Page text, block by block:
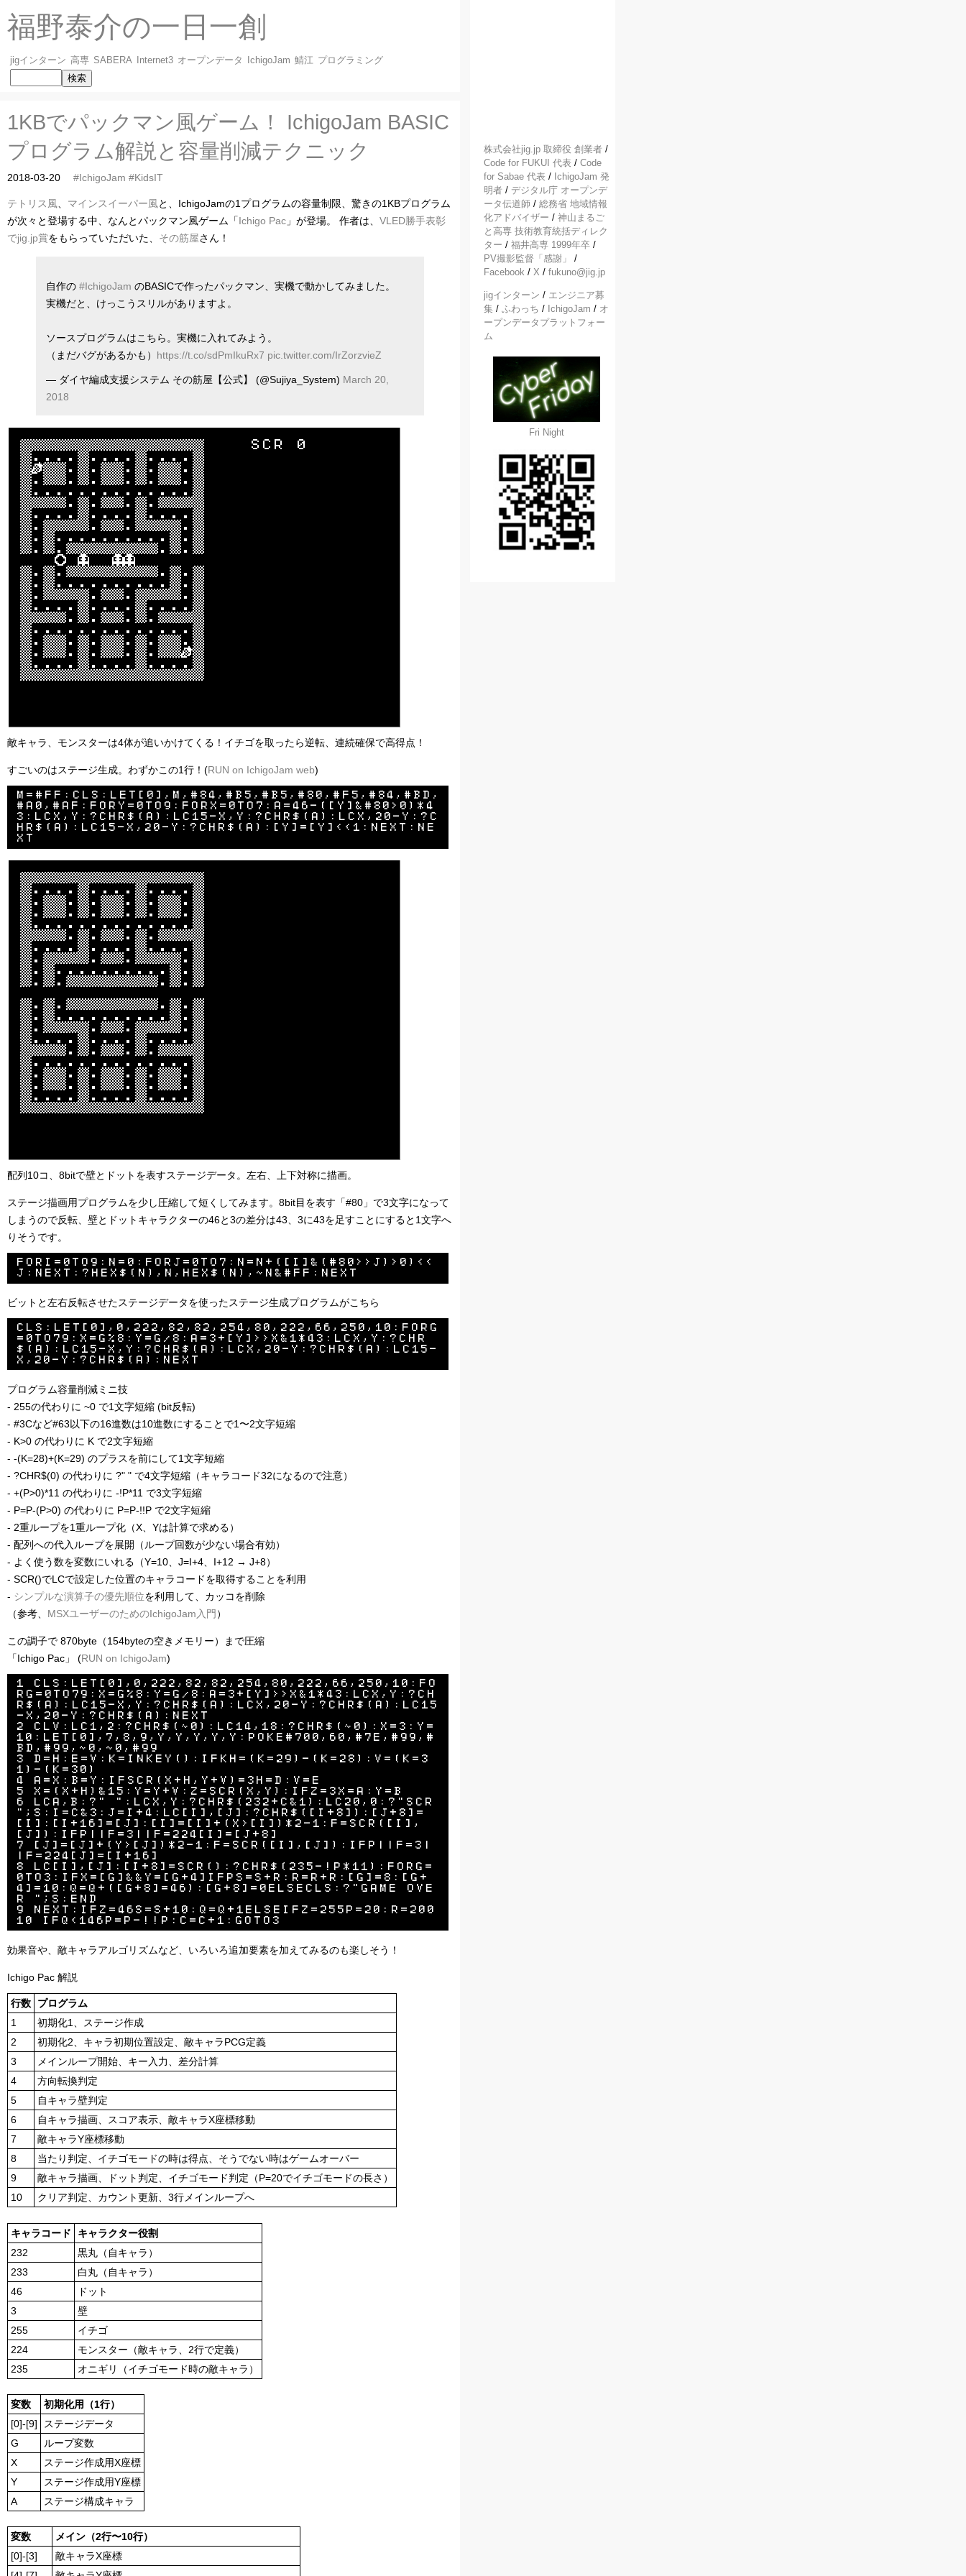
福野泰介の一日一創
jigインターン 高専 SABERA Internet3 オープンデータ IchigoJam 鯖江 プログラミング
1KBでパックマン風ゲーム！ IchigoJam BASIC
プログラム解説と容量削減テクニック
2018-03-20 #IchigoJam #KidsIT
テトリス風 マインスイーパー風と、IchigoJamの1プログラムの容量制限、驚きの1KBプログラム
が次々と登場する中、なんとパックマン風ゲーム「Ichigo Pac 」が登場。 作者は、 VLED勝手表彰
でjig.jp賞をもらっていただいた、 その筋屋さん！
自作の#IchigoJam のBASICで作ったパックマン、実機で動かしてみました。
実機だと、けっこうスリルがありますよ。
ソースプログラムはこちら。実機に入れてみよう。
（まだバグがあるかも） https://t.co/sdPmIkuRx7 pic.twitter.com/IrZorzvieZ
— ダイヤ編成支援システム その筋屋【公式】 (@Sujiya_System) March 20,
2018
敵キャラ、モンスターは4体が追いかけてくる！イチゴを取ったら逆転、連続確保で高得点！
すごいのはステージ生成。わずかこの1行！(RUN on IchigoJam web)
M=#FF:CLS:LET[0],M,#84,#B5,#B5,#80,#F5,#84,#BD,
#A0,#AF:FORY=0TO9:FORX=0TO7:A=46-([Y]&#80>0)*4
3:LCX,Y:?CHR$(A):LC15-X,Y:?CHR$(A):LCX,20-Y:?C
HR$(A):LC15-X,20-Y:?CHR$(A):[Y]=[Y]<<1:NEXT:NE
配列10コ、8bitで壁とドットを表すステージデータ。左右、上下対称に描画。
ステージ描画用プログラムを少し圧縮して短くしてみます。8bit目を表す「#80」で3文字になって
しまうので反転、壁とドットキャラクターの46と3の差分は43、3に43を足すことにすると1文字へ
りそうです。
FORI=0TO9:N=0:FORJ=0TO7:N=N+([I]&(#80>>J)>0)<<
ビットと左右反転させたステージデータを使ったステージ生成プログラムがこちら
CLS:LET[0],0,222,82,82,254,80,222,66,250,10:FORG
=0TO79:X=G%8:Y=G/8:A=3+[Y]>>X&1*43:LCX,Y:?CHR
$(A):LC15-X,Y:?CHR$(A):LCX,20-Y:?CHR$(A):LC15-
プログラム容量削減ミニ技
- 255の代わりに ~0 で1文字短縮 (bit反転)
- #3Cなど#63以下の16進数は10進数にすることで1〜2文字短縮
- K>0 の代わりに K で2文字短縮
- -(K=28)+(K=29) のプラスを前にして1文字短縮
- ?CHR$(0) の代わりに ?" " で4文字短縮（キャラコード32になるので注意）
- +(P>0)*11 の代わりに -!P*11 で3文字短縮
- P=P-(P>0) の代わりに P=P-!!P で2文字短縮
- 2重ループを1重ループ化（X、Yは計算で求める）
- 配列への代入ループを展開（ループ回数が少ない場合有効）
- よく使う数を変数にいれる（Y=10、J=I+4、I+12 → J+8）
- SCR()でLCで設定した位置のキャラコードを取得することを利用
- シンプルな演算子の優先順位を利用して、カッコを削除
（参考、 MSXユーザーのためのIchigoJam入門 ）
この調子で 870byte（154byteの空きメモリー）まで圧縮
「Ichigo Pac」 (RUN on IchigoJam)
1 CLS:LET[0],0,222,82,82,254,80,222,66,250,10:FO
RG=0TO79:X=G%8:Y=G/8:A=3+[Y]>>X&1*43:LCX,Y:?CH
R$(A):LC15-X,Y:?CHR$(A):LCX,20-Y:?CHR$(A):LC15
-X,20-Y:?CHR$(A):NEXT
2 CLV:LC1,2:?CHR$(~0):LC14,18:?CHR$(~0):X=3:Y=
10:LET[0],7,8,9,Y,Y,Y,Y,Y:POKE#700,60,#7E,#99,#
BD,#99,~0,~0,#99
3 D=H:E=V:K=INKEY():IFKH=(K=29)-(K=28):V=(K=3
1)-(K=30)
4 A=X:B=Y:IFSCR(X+H,Y+V)=3H=D:V=E
5 X=(X+H)&15:Y=Y+V:Z=SCR(X,Y):IFZ=3X=A:Y=B
6 LCA,B:?" ":LCX,Y:?CHR$(232+C&1):LC20,0:?"SCR
";S:I=C&3:J=I+4:LC[I],[J]:?CHR$([I+8]):[J+8]=
[I]:[I+16]=[J]:[I]=[I]+(X>[I])*2-1:F=SCR([I],
[J]):IFP||F=3||F=224[I]=[J+8]
7 [J]=[J]+(Y>[J])*2-1:F=SCR([I],[J]):IFP||F=3|
|F=224[J]=[I+16]
8 LC[I],[J]:[I+8]=SCR():?CHR$(235-!P*11):FORG=
0TO3:IFX=[G]&&Y=[G+4]IFPS=S+R:R=R+R:[G]=8:[G+
4]=10:Q=Q+([G+8]=46):[G+8]=0ELSECLS:?"GAME OVE
R ";S:END
9 NEXT:IFZ=46S=S+10:Q=Q+1ELSEIFZ=255P=20:R=200
効果音や、敵キャラアルゴリズムなど、いろいろ追加要素を加えてみるのも楽しそう！
Ichigo Pac 解説
行数
プログラム
1
初期化1、ステージ作成
2
初期化2、キャラ初期位置設定、敵キャラPCG定義
3
メインループ開始、キー入力、差分計算
4
方向転換判定
5
自キャラ壁判定
6
自キャラ描画、スコア表示、敵キャラX座標移動
7
敵キャラY座標移動
8
当たり判定、イチゴモードの時は得点、そうでない時はゲームオーバー
9
敵キャラ描画、ドット判定、イチゴモード判定（P=20でイチゴモードの長さ）
10
クリア判定、カウント更新、3行メインループへ
キャラコード
キャラクター役割
232
黒丸（自キャラ）
233
白丸（自キャラ）
46
ドット
3
壁
255
イチゴ
224
モンスター（敵キャラ、2行で定義）
235
オニギリ（イチゴモード時の敵キャラ）
変数
初期化用（1行）
[0]-[9]
ステージデータ
G
ループ変数
X
ステージ作成用X座標
Y
ステージ作成用Y座標
A
ステージ構成キャラ
変数
メイン（2行〜10行）
[0]-[3]
敵キャラX座標
株式会社jig.jp 取締役 創業者 /
Code for FUKUI 代表 / Code
for Sabae 代表 / IchigoJam 発
明者 / デジタル庁 オープンデ
ータ伝道師 / 総務省 地域情報
化アドバイザー / 神山まるご
と高専 技術教育統括ディレク
ター / 福井高専 1999年卒 /
PV撮影監督「感謝」
/
Facebook / X / fukuno@jig.jp
jigインターン / エンジニア募
集 / ふわっち / IchigoJam / オ
ープンデータプラットフォー
ム
Fri Night